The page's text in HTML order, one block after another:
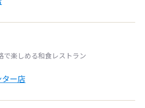
で楽しめる和食レストラン
ー店